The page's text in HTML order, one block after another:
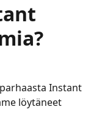
Instant
löytäneet